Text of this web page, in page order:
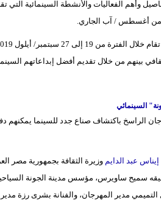
وأهم الفعاليات والأنشطة السينمائية التي
بينهم من خلال تقديم أفضل إبداعاتهم
السينمائي
الراسخ باكتشاف صناع جدد للسينما يمكنهم
إيناس عبد الدايم وزيرة الثقافة بجمهورية مصر
ساويرس، مؤسس مدينة الجونة السياحية
مدير المهرجان، والفنانة بشرى رزة